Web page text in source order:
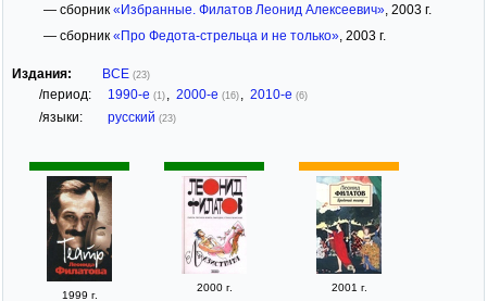
— сборник «Избранные. Филатов Леонид Алексеевич», 2003 г.
— сборник «Про Федота-стрельца и не только», 2003 г.
Издания: ВСЕ (23)
/период: 1990-е (1) 2000-е (16) 2010-е (6)
/языки: русский (23)
1999 г.
2000 г. 2001 г.